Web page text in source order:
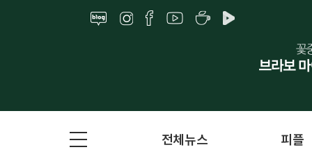
전체뉴스 피플